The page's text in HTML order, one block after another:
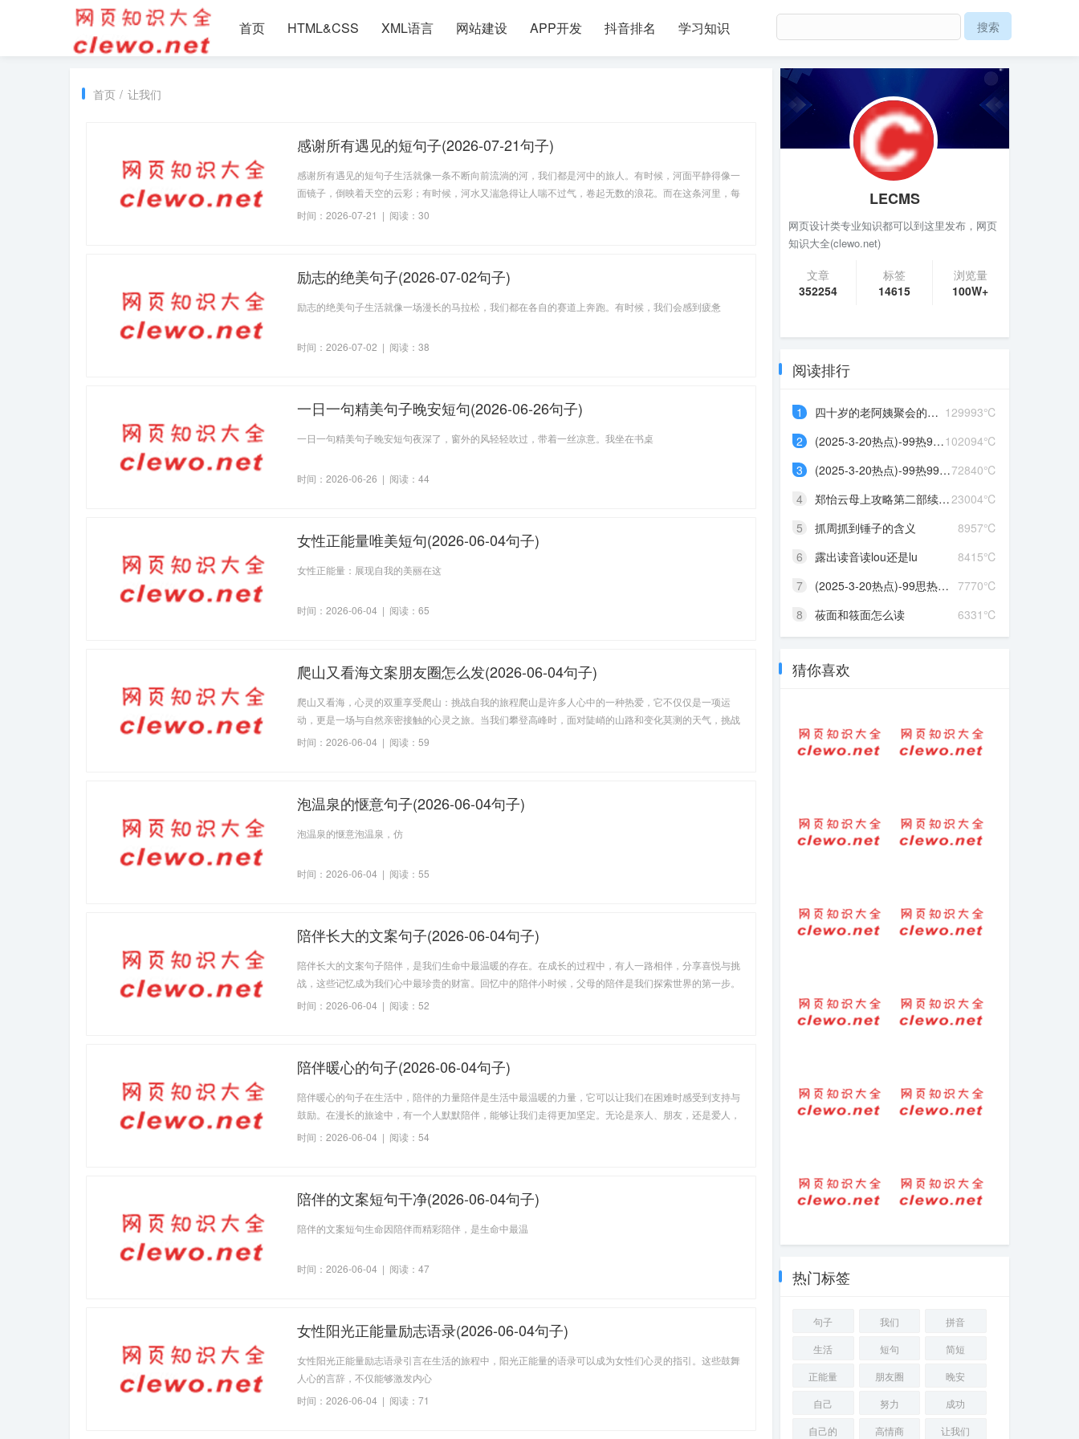
首页 HTML&CSS XML语言 网站建设 APP开发 抖音排名 学习知识
首页 / 让我们
感谢所有遇见的短句子(2026-07-21句子)
感谢所有遇见的短句子生活就像一条不断向前流淌的河，我们都是河中的旅人。有时候，河面平静得像一
面镜子，倒映着天空的云彩；有时候，河水又湍急得让人喘不过气，卷起无数的浪花。而在这条河里，每
一次遇见，无论长短，都像是一颗投入水中的石子，虽然最终会沉没，但它们激起的涟漪，却会久久地荡
时间：2026-07-21 | 阅读：30
励志的绝美句子(2026-07-02句子)
励志的绝美句子生活就像一场漫长的马拉松，我们都在各自的赛道上奔跑。有时候，我们会感到疲惫
时间：2026-07-02 | 阅读：38
一日一句精美句子晚安短句(2026-06-26句子)
一日一句精美句子晚安短句夜深了，窗外的风轻轻吹过，带着一丝凉意。我坐在书桌
时间：2026-06-26 | 阅读：44
女性正能量唯美短句(2026-06-04句子)
女性正能量：展现自我的美丽在这
时间：2026-06-04 | 阅读：65
爬山又看海文案朋友圈怎么发(2026-06-04句子)
爬山又看海，心灵的双重享受爬山：挑战自我的旅程爬山是许多人心中的一种热爱，它不仅仅是一项运
动，更是一场与自然亲密接触的心灵之旅。当我们攀登高峰时，面对陡峭的山路和变化莫测的天气，挑战
自我的也在不断锻炼我们的意志力和耐力。每一步的坚持，都让我们更加接近山顶，感受到成功的喜悦。
时间：2026-06-04 | 阅读：59
泡温泉的惬意句子(2026-06-04句子)
泡温泉的惬意泡温泉，仿
时间：2026-06-04 | 阅读：55
陪伴长大的文案句子(2026-06-04句子)
陪伴长大的文案句子陪伴，是我们生命中最温暖的存在。在成长的过程中，有人一路相伴，分享喜悦与挑
战，这些记忆成为我们心中最珍贵的财富。回忆中的陪伴小时候，父母的陪伴是我们探索世界的第一步。
他们的手牵着我们走过人生的每个重要时刻，从学步到上学，教会我们如何面对未知的挑战。这份陪伴，
时间：2026-06-04 | 阅读：52
陪伴暖心的句子(2026-06-04句子)
陪伴暖心的句子在生活中，陪伴的力量陪伴是生活中最温暖的力量，它可以让我们在困难时感受到支持与
鼓励。在漫长的旅途中，有一个人默默陪伴，能够让我们走得更加坚定。无论是亲人、朋友，还是爱人，
他们的存在都是我们心灵的港湾。正如一句话所说：“陪伴
时间：2026-06-04 | 阅读：54
陪伴的文案短句干净(2026-06-04句子)
陪伴的文案短句生命因陪伴而精彩陪伴，是生命中最温
时间：2026-06-04 | 阅读：47
女性阳光正能量励志语录(2026-06-04句子)
女性阳光正能量励志语录引言在生活的旅程中，阳光正能量的语录可以成为女性们心灵的指引。这些鼓舞
人心的言辞，不仅能够激发内心
时间：2026-06-04 | 阅读：71
LECMS
网页设计类专业知识都可以到这里发布，网页
知识大全(clewo.net)
文章
352254
标签
14615
浏览量
100W+
阅读排行
129993℃
1
四十岁的老阿姨聚会的说说...
102094℃
2
(2025-3-20热点)-99热99热...
72840℃
3
(2025-3-20热点)-99热99热...
23004℃
4
郑怡云母上攻略第二部续写...
8957℃
5
抓周抓到锤子的含义
8415℃
6
露出读音读lou还是lu
7770℃
7
(2025-3-20热点)-99思热这...
6331℃
8 莜面和筱面怎么读
猜你喜欢
母亲的爱的一段
话）
谈批注句子)
父母的句子)2
句-句子-短句
圈正能量文案）
坚持不懈的励志
口号)
不下来！)
热门标签
句子 我们
拼音
生活
短句
简短
正能量
朋友圈
晚安
自己
努力
成功
自己的
高情商 让我们